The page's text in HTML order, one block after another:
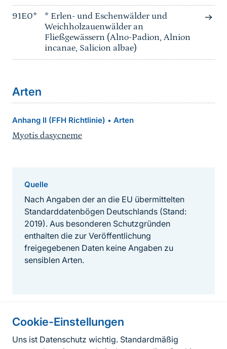
Cookie-Einstellungen
Uns ist Datenschutz wichtig. Standardmäßig
91E0*
* Erlen- und Eschenwälder und
Weichholzauenwälder an
Fließgewässern (Alno-Padion, Alnion
incanae, Salicion albae)
Arten
Anhang II (FFH Richtlinie) • Arten
Myotis dasycneme
Quelle
Nach Angaben der an die EU übermittelten
Standarddatenbögen Deutschlands (Stand:
2019). Aus besonderen Schutzgründen
enthalten die zur Veröffentlichung
freigegebenen Daten keine Angaben zu
sensiblen Arten.
Informationen zur Seite